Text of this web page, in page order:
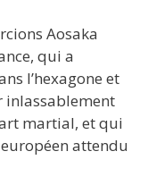
Aosaka
qui a
l’hexagone et
inlassablement
martial, et qui
attendu